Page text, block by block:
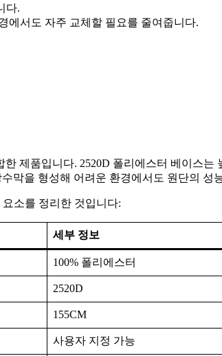
다.
에서도 자주 교체할 필요를 줄여줍니다.
제품입니다. 2520D 폴리에스터 베이스
막을 형성해 어려운 환경에서도 원단의 성
소를 정리한 것입니다:
세부 정보
100% 폴리에스터
2520D
155CM
사용자 지정 가능